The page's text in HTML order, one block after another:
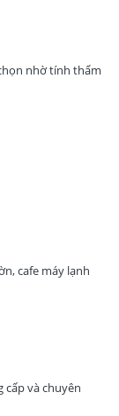
nhờ tính thẩm
cafe máy lạnh
cấp và chuyên